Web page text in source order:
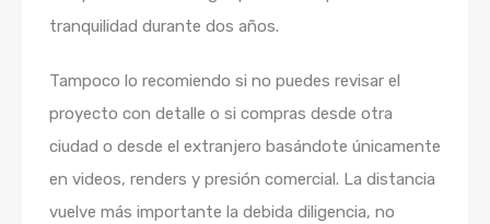
tranquilidad durante dos años.
Tampoco lo recomiendo si no puedes revisar el
proyecto con detalle o si compras desde otra
ciudad o desde el extranjero basándote únicamente
en videos, renders y presión comercial. La distancia
vuelve más importante la debida diligencia, no